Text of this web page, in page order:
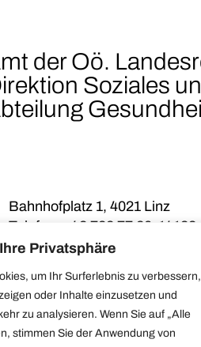
Privatsphäre
um Ihr Surferlebnis zu verbessern,
oder Inhalte einzusetzen und
zu analysieren. Wenn Sie auf „Alle
stimmen Sie der Anwendung von
der Oö.
Soziales
Bahnhofplatz 1, 4021 Linz
Telefon:
+43 732 77 20-14133
E-Mail:post@gesundes-